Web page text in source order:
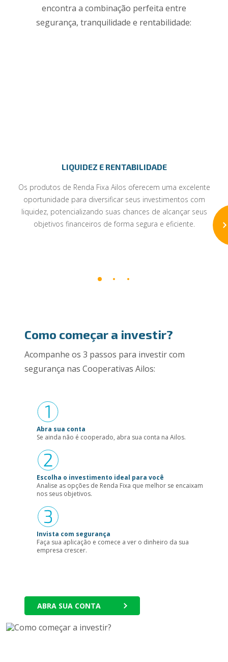
encontra a combinação perfeita entre
segurança, tranquilidade e rentabilidade:
LIQUIDEZ E RENTABILIDADE
Os produtos de Renda Fixa Ailos oferecem uma excelente
oportunidade para diversificar seus investimentos com
liquidez, potencializando suas chances de alcançar seus
objetivos financeiros de forma segura e eficiente.
Como começar a investir?
Acompanhe os 3 passos para investir com
segurança nas Cooperativas Ailos:
Abra sua conta
Se ainda não é cooperado, abra sua conta na Ailos.
Escolha o investimento ideal para você
Analise as opções de Renda Fixa que melhor se encaixam
nos seus objetivos.
Invista com segurança
Faça sua aplicação e comece a ver o dinheiro da sua
empresa crescer.
ABRA SUA CONTA